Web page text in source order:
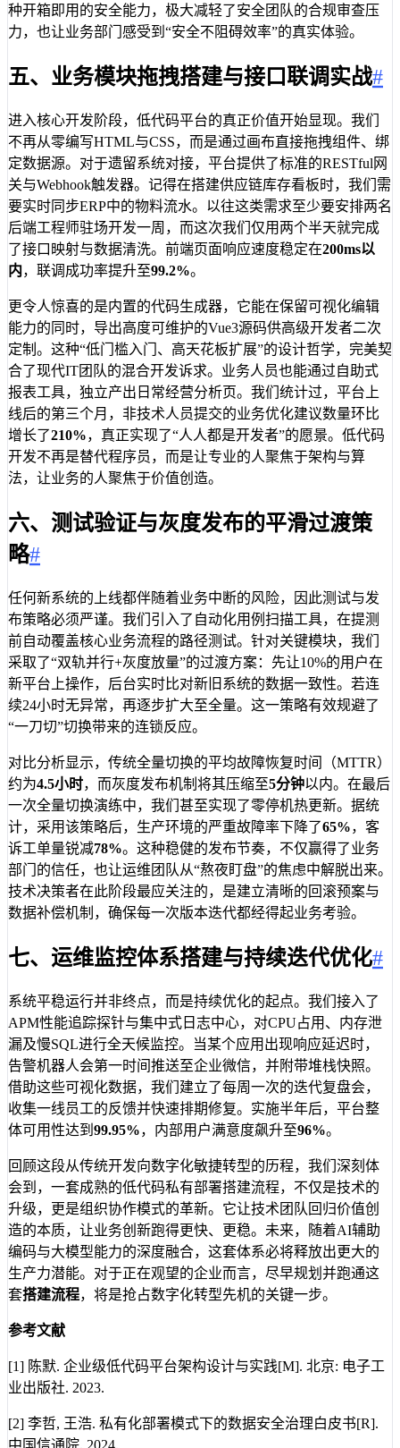
种开箱即用的安全能力，极大减轻了安全团队的合规审查压
力，也让业务部门感受到“安全不阻碍效率”的真实体验。
五、业务模块拖拽搭建与接口联调实战#
进入核心开发阶段，低代码平台的真正价值开始显现。我们
不再从零编写HTML与CSS，而是通过画布直接拖拽组件、绑
定数据源。对于遗留系统对接，平台提供了标准的RESTful网
关与Webhook触发器。记得在搭建供应链库存看板时，我们需
要实时同步ERP中的物料流水。以往这类需求至少要安排两名
后端工程师驻场开发一周，而这次我们仅用两个半天就完成
了接口映射与数据清洗。前端页面响应速度稳定在200ms以
内，联调成功率提升至99.2%。
更令人惊喜的是内置的代码生成器，它能在保留可视化编辑
能力的同时，导出高度可维护的Vue3源码供高级开发者二次
定制。这种“低门槛入门、高天花板扩展”的设计哲学，完美契
合了现代IT团队的混合开发诉求。业务人员也能通过自助式
报表工具，独立产出日常经营分析页。我们统计过，平台上
线后的第三个月，非技术人员提交的业务优化建议数量环比
增长了210%，真正实现了“人人都是开发者”的愿景。低代码
开发不再是替代程序员，而是让专业的人聚焦于架构与算
法，让业务的人聚焦于价值创造。
六、测试验证与灰度发布的平滑过渡策
略#
任何新系统的上线都伴随着业务中断的风险，因此测试与发
布策略必须严谨。我们引入了自动化用例扫描工具，在提测
前自动覆盖核心业务流程的路径测试。针对关键模块，我们
采取了“双轨并行+灰度放量”的过渡方案：先让10%的用户在
新平台上操作，后台实时比对新旧系统的数据一致性。若连
续24小时无异常，再逐步扩大至全量。这一策略有效规避了
“一刀切”切换带来的连锁反应。
对比分析显示，传统全量切换的平均故障恢复时间（MTTR）
约为4.5小时，而灰度发布机制将其压缩至5分钟以内。在最后
一次全量切换演练中，我们甚至实现了零停机热更新。据统
计，采用该策略后，生产环境的严重故障率下降了65%，客
诉工单量锐减78%。这种稳健的发布节奏，不仅赢得了业务
部门的信任，也让运维团队从“熬夜盯盘”的焦虑中解脱出来。
技术决策者在此阶段最应关注的，是建立清晰的回滚预案与
数据补偿机制，确保每一次版本迭代都经得起业务考验。
七、运维监控体系搭建与持续迭代优化#
系统平稳运行并非终点，而是持续优化的起点。我们接入了
APM性能追踪探针与集中式日志中心，对CPU占用、内存泄
漏及慢SQL进行全天候监控。当某个应用出现响应延迟时，
告警机器人会第一时间推送至企业微信，并附带堆栈快照。
借助这些可视化数据，我们建立了每周一次的迭代复盘会，
收集一线员工的反馈并快速排期修复。实施半年后，平台整
体可用性达到 99.95%，内部用户满意度飙升至96%。
回顾这段从传统开发向数字化敏捷转型的历程，我们深刻体
会到，一套成熟的低代码私有部署搭建流程，不仅是技术的
升级，更是组织协作模式的革新。它让技术团队回归价值创
造的本质，让业务创新跑得更快、更稳。未来，随着AI辅助
编码与大模型能力的深度融合，这套体系必将释放出更大的
生产力潜能。对于正在观望的企业而言，尽早规划并跑通这
套搭建流程，将是抢占数字化转型先机的关键一步。
参考文献
[1] 陈默. 企业级低代码平台架构设计与实践[M]. 北京: 电子工
业出版社. 2023.
[2] 李哲, 王浩. 私有化部署模式下的数据安全治理白皮书[R].
中国信通院. 2024.